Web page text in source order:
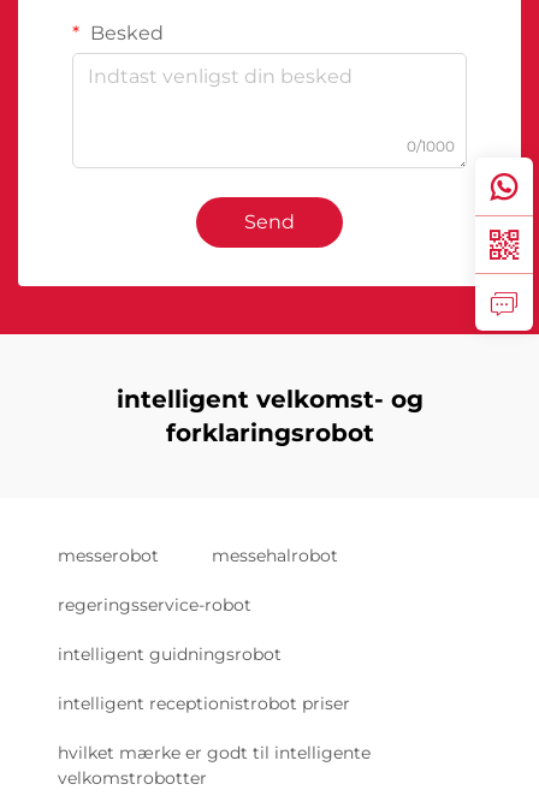
Besked
0/1000
Send
intelligent velkomst- og
forklaringsrobot
messerobot messehalrobot
regeringsservice-robot
intelligent guidningsrobot
intelligent receptionistrobot priser
hvilket mærke er godt til intelligente
velkomstrobotter